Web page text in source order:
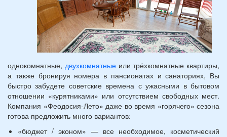
однокомнатные, двухкомнатныеили трёхкомнатные квартиры,
а также бронируя номера в пансионатах и санаториях, Вы
быстро забудете советские времена с ужасными в бытовом
отношении «курятниками» или отсутствием свободных мест.
Компания «Феодосия-Лето» даже во время «горячего» сезона
готова предложить много вариантов:
«бюджет / эконом» — все необходимое, косметический